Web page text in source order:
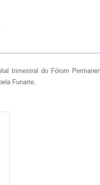
trimestral do Fórum
Funarte.